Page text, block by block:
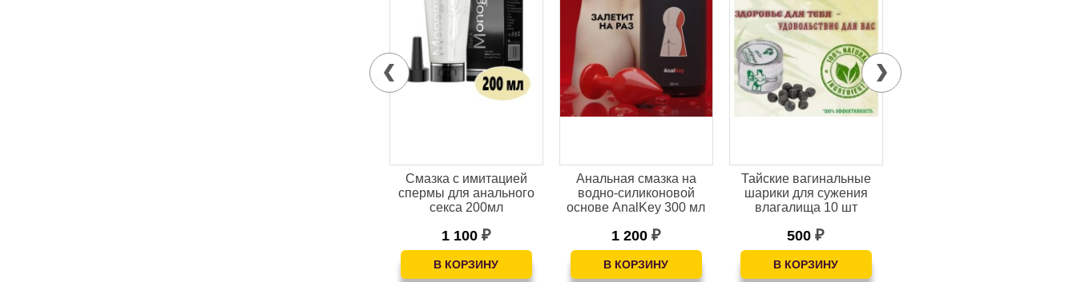
Смазка с имитацией
спермы для анального
секса 200мл
1 100 ₽
Анальная смазка на
водно-силиконовой
основе AnalKey 300 мл
1 200 ₽
Тайские вагинальные
шарики для сужения
влагалища 10 шт
500₽